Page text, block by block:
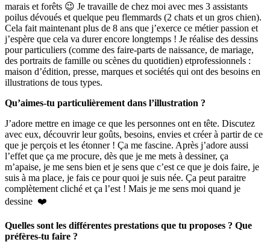
marais et forêts 😉 Je travaille de chez moi avec mes 3 assistants
poilus dévoués et quelque peu flemmards (2 chats et un gros chien).
Cela fait maintenant plus de 8 ans que j’exerce ce métier passion et
j’espère que cela va durer encore longtemps ! Je réalise des dessins
pour particuliers (comme des faire-parts de naissance, de mariage,
des portraits de famille ou scènes du quotidien) etprofessionnels :
maison d’édition, presse, marques et sociétés qui ont des besoins en
illustrations de tous types.
Qu’aimes-tu particulièrement dans l’illustration ?
J’adore mettre en image ce que les personnes ont en tête. Discutez
avec eux, découvrir leur goûts, besoins, envies et créer à partir de ce
que je perçois et les étonner ! Ça me fascine. Après j’adore aussi
l’effet que ça me procure, dès que je me mets à dessiner, ça
m’apaise, je me sens bien et je sens que c’est ce que je dois faire, je
suis à ma place, je fais ce pour quoi je suis née. Ça peut paraitre
complètement cliché et ça l’est ! Mais je me sens moi quand je
dessine ❤️
Quelles sont les différentes prestations que tu proposes ? Que
préfères-tu faire ?